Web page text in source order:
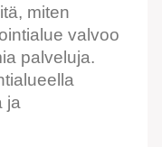
miten
valvoo
palveluja.
ja